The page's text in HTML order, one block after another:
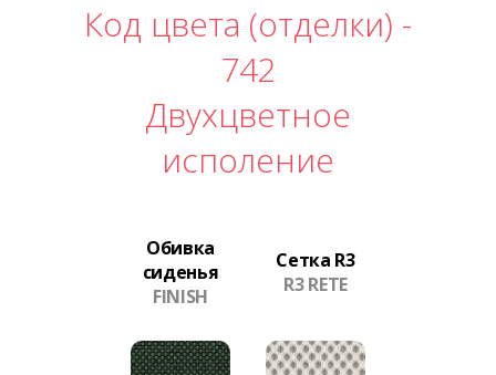
Код цвета (отделки) -
742
Двухцветное
исполение
Обивка
сиденья
FINISH
Сетка R3
R3 RETE